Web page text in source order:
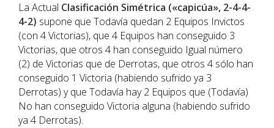
La Actual Clasificación Simétrica («capicúa», 2-4-4-
4-2) supone que Todavía quedan 2 Equipos Invictos
(con 4 Victorias), que 4 Equipos han conseguido 3
Victorias, que otros 4 han conseguido Igual número
(2) de Victorias que de Derrotas, que otros 4 sólo han
conseguido 1 Victoria (habiendo sufrido ya 3
Derrotas) y que Todavía hay 2 Equipos que (Todavía)
No han conseguido Victoria alguna (habiendo sufrido
ya 4 Derrotas).